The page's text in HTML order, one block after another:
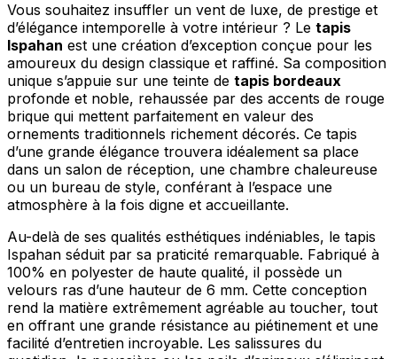
Vous souhaitez insuffler un vent de luxe, de prestige et
d’élégance intemporelle à votre intérieur ? Le tapis
Ispahan est une création d’exception conçue pour les
amoureux du design classique et raffiné. Sa composition
unique s’appuie sur une teinte de tapis bordeaux
profonde et noble, rehaussée par des accents de rouge
brique qui mettent parfaitement en valeur des
ornements traditionnels richement décorés. Ce tapis
d’une grande élégance trouvera idéalement sa place
dans un salon de réception, une chambre chaleureuse
ou un bureau de style, conférant à l’espace une
atmosphère à la fois digne et accueillante.
Au-delà de ses qualités esthétiques indéniables, le tapis
Ispahan séduit par sa praticité remarquable. Fabriqué à
100% en polyester de haute qualité, il possède un
velours ras d’une hauteur de 6 mm. Cette conception
rend la matière extrêmement agréable au toucher, tout
en offrant une grande résistance au piétinement et une
facilité d’entretien incroyable. Les salissures du